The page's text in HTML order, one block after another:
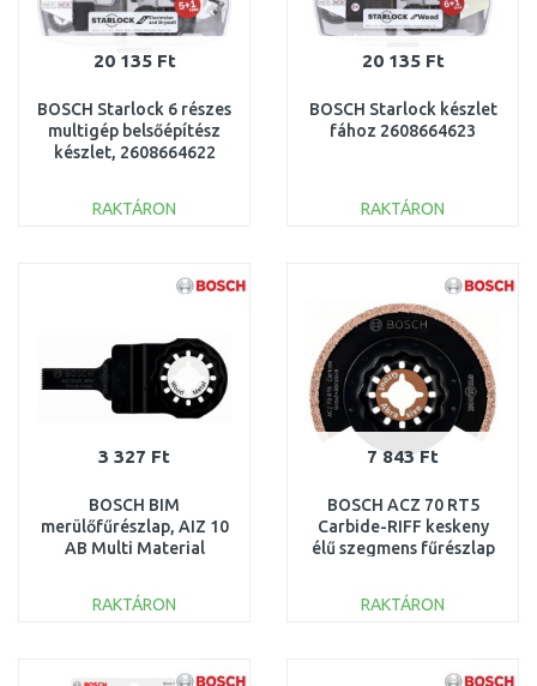
20 135 Ft
BOSCH Starlock 6 részes
multigép belsőépítész
készlet, 2608664622
RAKTÁRON
Összehasonlítás
20 135 Ft
BOSCH Starlock készlet
fához 2608664623
RAKTÁRON
Összehasonlítás
3 327 Ft
BOSCH BIM
merülőfűrészlap, AIZ 10
AB Multi Material
RAKTÁRON
Összehasonlítás
7 843 Ft
BOSCH ACZ 70 RT5
Carbide-RIFF keskeny
élű szegmens fűrészlap
RAKTÁRON
Összehasonlítás